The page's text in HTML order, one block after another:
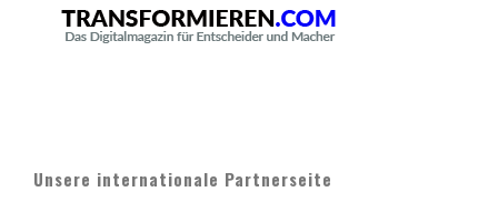
Unsere internationale Partnerseite